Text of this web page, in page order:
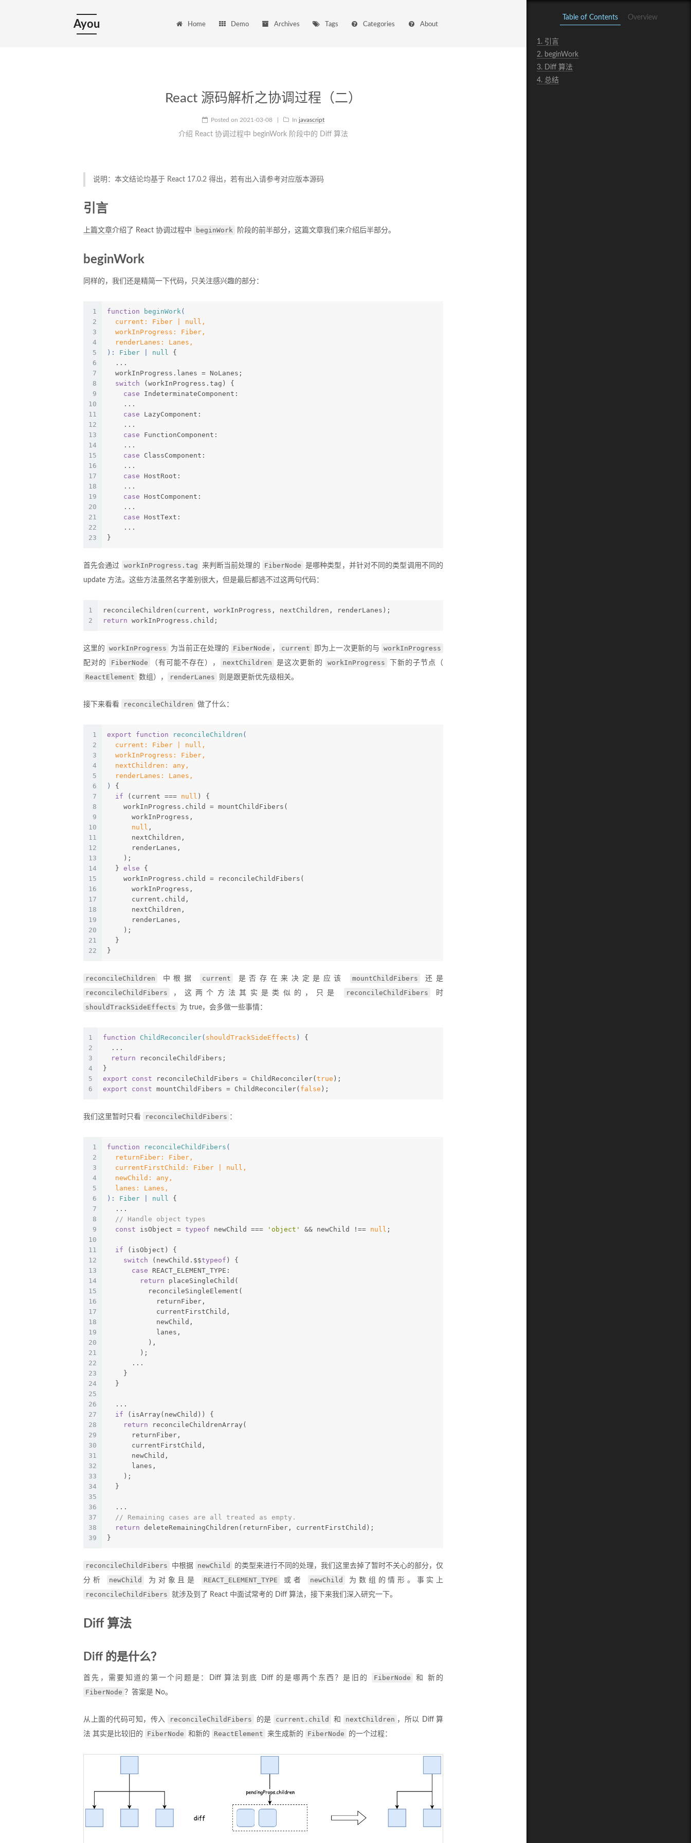
Ayou Home Demo Archives Tags Categories About
React 源码解析之协调过程（二）
Posted on 2021-03-08 In javascript
介绍 React 协调过程中 beginWork 阶段中的 Diff 算法
说明：本文结论均基于 React 17.0.2 得出，若有出入请参考对应版本源码
引言
上篇文章介绍了 React 协调过程中 beginWork 阶段的前半部分，这篇文章我们来介绍后半部分。
beginWork
同样的，我们还是精简一下代码，只关注感兴趣的部分：
1
2
3
4
5
6
7
8
9
10
11
12
13
14
15
16
17
18
19
20
21
22
23
function beginWork(
  current: Fiber | null,
  workInProgress: Fiber,
  renderLanes: Lanes,
): Fiber null
{
  ...
  workInProgress.lanes = NoLanes;
switch (workInProgress.tag) {
case IndeterminateComponent:
    ...
case LazyComponent:
    ...
case FunctionComponent:
    ...
case ClassComponent:
    ...
case HostRoot:
    ...
case HostComponent:
    ...
case HostText:
    ...
}
首先会通过 workInProgress.tag 来判断当前处理的 FiberNode
是哪种类型，并针对不同的类型调用不同的
update 方法。这些方法虽然名字差别很大，但是最后都逃不过这两句代码：
1
2
reconcileChildren(current, workInProgress, nextChildren, renderLanes);
return workInProgress.child;
这里的 workInProgress 为当前正在处理的 FiberNode ， current 即为上一次更新的与 workInProgress
配对的 FiberNode （有可能不存在）， nextChildren 是这次更新的 workInProgress 下新的子节点（
ReactElement 数组）， renderLanes 则是跟更新优先级相关。
接下来看看 reconcileChildren 做了什么：
1
2
3
4
5
6
7
8
9
10
11
12
13
14
15
16
17
18
19
20
21
22
export function reconcileChildren (
  current: Fiber | null,
  workInProgress: Fiber,
  nextChildren: any,
  renderLanes: Lanes,
) {
if (current === null ) {
    workInProgress.child = mountChildFibers(
      workInProgress,
null ,
      nextChildren,
      renderLanes,
    );
  }
else {
    workInProgress.child = reconcileChildFibers(
      workInProgress,
      current.child,
      nextChildren,
      renderLanes,
    );
  }
}
reconcileChildren 中根据 current 是否存在来决定是应该 mountChildFibers 还是
reconcileChildFibers ，这两个方法其实是类似的，只是 reconcileChildFibers 时
shouldTrackSideEffects 为 true，会多做一些事情：
1
2
3
4
5
6
function ChildReconciler( shouldTrackSideEffects ) {
  ...
return reconcileChildFibers;
}
export
const reconcileChildFibers = ChildReconciler( true );
export
const mountChildFibers = ChildReconciler( false );
我们这里暂时只看 reconcileChildFibers ：
1
2
3
4
5
6
7
8
9
10
11
12
13
14
15
16
17
18
19
20
21
22
23
24
25
26
27
28
29
30
31
32
33
34
35
36
37
38
39
function reconcileChildFibers (
  returnFiber: Fiber,
  currentFirstChild: Fiber | null,
  newChild: any,
  lanes: Lanes,
): Fiber null
{
  ...
// Handle object types
const isObject = typeof newChild === 'object' && newChild !== null ;
if (isObject) {
switch (newChild.$$typeof ) {
case REACT_ELEMENT_TYPE:
return placeSingleChild(
          reconcileSingleElement(
            returnFiber,
            currentFirstChild,
            newChild,
            lanes,
          ),
        );
      ...
    }
  }
  ...
if (isArray(newChild)) {
return reconcileChildrenArray(
      returnFiber,
      currentFirstChild,
      newChild,
      lanes,
    );
  }
  ...
// Remaining cases are all treated as empty.
return deleteRemainingChildren(returnFiber, currentFirstChild);
}
reconcileChildFibers 中根据 newChild
的类型来进行不同的处理，我们这里去掉了暂时不关心的部分，仅
分析
newChild 为对象且是 REACT_ELEMENT_TYPE 或者 newChild 为数组的情形。事实上
reconcileChildFibers 就涉及到了 React 中面试常考的 Diff 算法，接下来我们深入研究一下。
Diff 算法
Diff 的是什么？
首先，需要知道的第一个问题是：Diff 算法到底 Diff 的是哪两个东西？是旧的 FiberNode 和 新的
FiberNode ？答案是 No。
从上面的代码可知，传入 reconcileChildFibers 的是 current.child 和 nextChildren ，所以 Diff 算
法 其实是比较旧的
FiberNode 和新的 ReactElement 来生成新的 FiberNode 的一个过程：
Table of Contents Overview
1. 引言
2. beginWork
3. Diff 算法
4. 总结